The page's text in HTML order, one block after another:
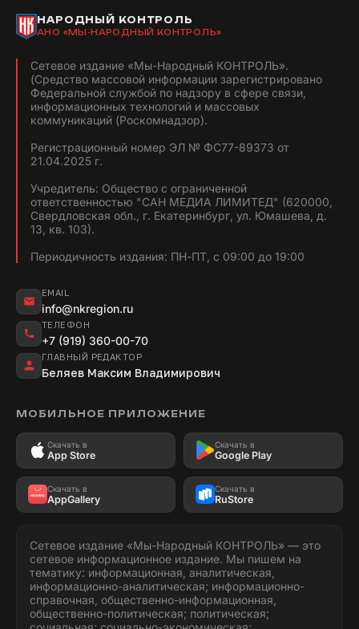
НАРОДНЫЙ КОНТРОЛЬ
АНО «МЫ-НАРОДНЫЙ КОНТРОЛЬ»
Сетевое издание «Мы-Народный КОНТРОЛЬ».
(Средство массовой информации зарегистрировано
Федеральной службой по надзору в сфере связи,
информационных технологий и массовых
коммуникаций (Роскомнадзор).
Регистрационный номер ЭЛ № ФС77-89373 от
21.04.2025 г.
Учредитель: Общество с ограниченной
ответственностью "САН МЕДИА ЛИМИТЕД" (620000,
Свердловская обл., г. Екатеринбург, ул. Юмашева, д.
13, кв. 103).
Периодичность издания: ПН-ПТ, с 09:00 до 19:00
EMAIL
info@nkregion.ru
ТЕЛЕФОН
+7 (919) 360-00-70
ГЛАВНЫЙ РЕДАКТОР
Беляев Максим Владимирович
МОБИЛЬНОЕ ПРИЛОЖЕНИЕ
Скачать в
App Store
Скачать в
Google Play
Скачать в
AppGallery
Скачать в
RuStore
Сетевое издание «Мы-Народный КОНТРОЛЬ» — это
сетевое информационное издание. Мы пишем на
тематику: информационная, аналитическая,
информационно-аналитическая; информационно-
справочная, общественно-информационная,
общественно-политическая; политическая;